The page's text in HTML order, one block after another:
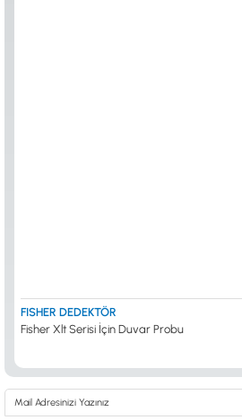
FISHER DEDEKTÖR
Fisher Xlt Serisi İçin Duvar Probu